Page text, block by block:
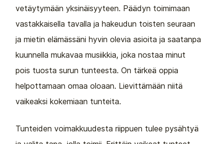
vetäytymään yksinäisyyteen. Päädyn toimimaan
vastakkaisella tavalla ja hakeudun toisten seuraan
ja mietin elämässäni hyvin olevia asioita ja saatanpa
kuunnella mukavaa musiikkia, joka nostaa minut
pois tuosta surun tunteesta. On tärkeä oppia
helpottamaan omaa oloaan. Lievittämään niitä
vaikeaksi kokemiaan tunteita.
Tunteiden voimakkuudesta riippuen tulee pysähtyä